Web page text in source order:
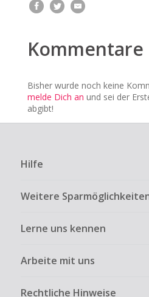
Kommentare
Bisher wurde noch keine
melde Dich an und sei der
abgibt!
Hilfe
Weitere
Lerne uns kennen
Arbeite mit uns
Rechtliche Hinweise